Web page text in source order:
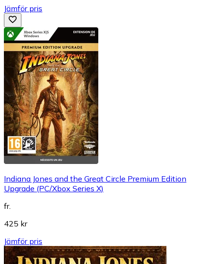
Jämför pris
Indiana Jones and the Great Circle Premium Edition
Upgrade (PC/Xbox Series X)
fr.
425 kr
Jämför pris